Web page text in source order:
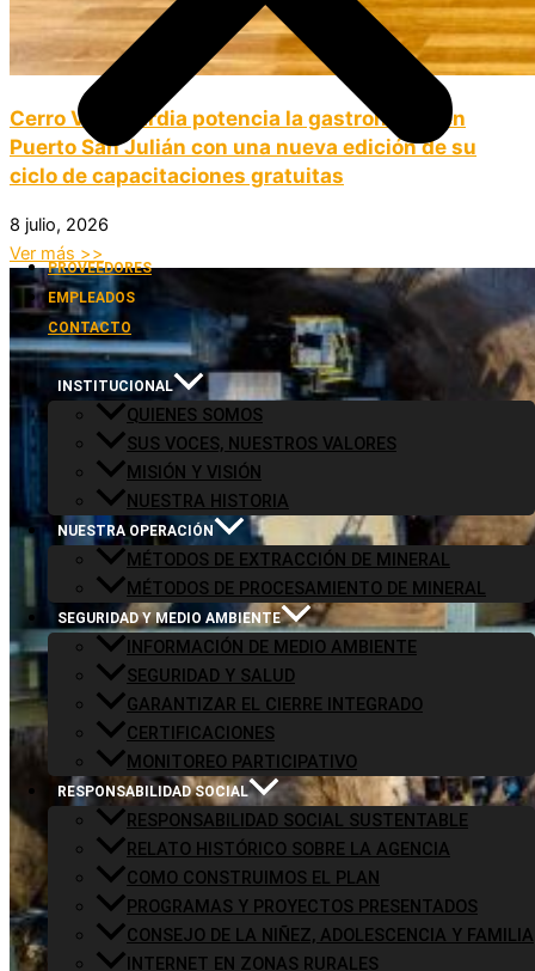
PROVEEDORES
EMPLEADOS
CONTACTO
INSTITUCIONAL
QUIENES SOMOS
SUS VOCES, NUESTROS VALORES
MISIÓN Y VISIÓN
NUESTRA HISTORIA
NUESTRA OPERACIÓN
MÉTODOS DE EXTRACCIÓN DE MINERAL
MÉTODOS DE PROCESAMIENTO DE MINERAL
SEGURIDAD Y MEDIO AMBIENTE
INFORMACIÓN DE MEDIO AMBIENTE
SEGURIDAD Y SALUD
GARANTIZAR EL CIERRE INTEGRADO
CERTIFICACIONES
MONITOREO PARTICIPATIVO
RESPONSABILIDAD SOCIAL
RESPONSABILIDAD SOCIAL SUSTENTABLE
RELATO HISTÓRICO SOBRE LA AGENCIA
COMO CONSTRUIMOS EL PLAN
PROGRAMAS Y PROYECTOS PRESENTADOS
CONSEJO DE LA NIÑEZ, ADOLESCENCIA Y FAMILIA
INTERNET EN ZONAS RURALES
Cerro Vanguardia potencia la gastronomía en
Puerto San Julián con una nueva edición de su
ciclo de capacitaciones gratuitas
8 julio, 2026
Ver más >>